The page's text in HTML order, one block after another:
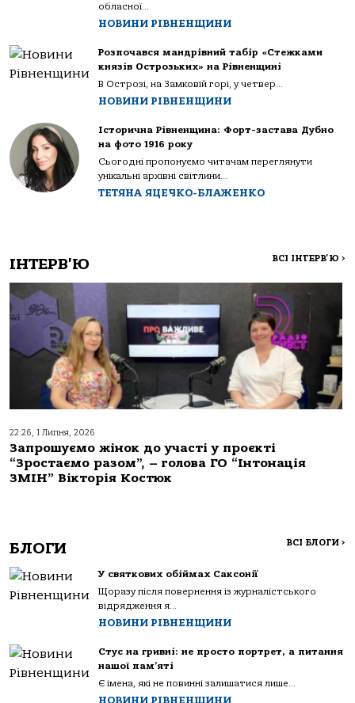
обласної...
НОВИНИ РІВНЕНЩИНИ
Розпочався мандрівний табір «Стежками
князів Острозьких» на Рівненщині
В Острозі, на Замковій горі, у четвер...
НОВИНИ РІВНЕНЩИНИ
Історична Рівненщина: Форт-застава Дубно
на фото 1916 року
Сьогодні пропонуємо читачам переглянути
унікальні архівні світлини...
ТЕТЯНА ЯЦЕЧКО-БЛАЖЕНКО
ІНТЕРВ'Ю ВСІ ІНТЕРВ'Ю >
22:26, 1 Липня, 2026
Запрошуємо жінок до участі у проєкті
“Зростаємо разом”, – голова ГО “Інтонація
ЗМІН” Вікторія Костюк
БЛОГИ ВСІ БЛОГИ >
У святкових обіймах Саксонії
Щоразу після повернення із журналістського
відрядження я...
НОВИНИ РІВНЕНЩИНИ
Стус на гривні: не просто портрет, а питання
нашої пам’яті
Є імена, які не повинні залишатися лише...
НОВИНИ РІВНЕНЩИНИ